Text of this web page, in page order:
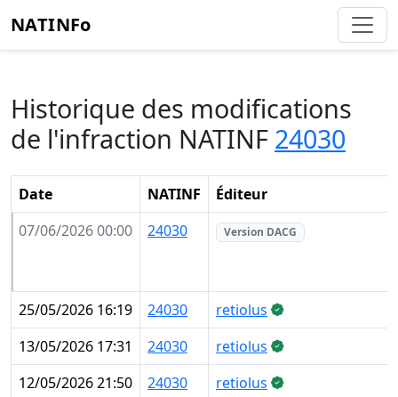
NATINFo
Historique des modifications
de l'infraction NATINF 24030
Date NATINF
Éditeur
07/06/2026 00:00
24030 Version DACG
25/05/2026 16:19 24030
retiolus
13/05/2026 17:31
24030
retiolus
12/05/2026 21:50
24030
retiolus